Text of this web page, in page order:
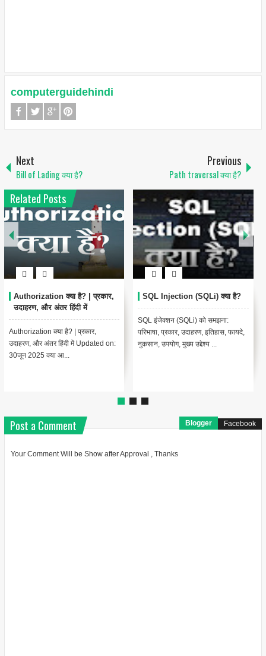
computerguidehindi
Next
Bill of Lading क्या है?
Previous
Path traversal क्या है?
Related Posts
Authorization क्या है? | प्रकार,
उदाहरण, और अंतर हिंदी में
Authorization क्या है? | प्रकार,
उदाहरण, और अंतर हिंदी में Updated on:
30जून 2025 क्या आ...
SQL Injection (SQLi) क्या है?
SQL इंजेक्शन (SQLi) को समझना:
परिभाषा, प्रकार, उदाहरण, इतिहास, फायदे,
नुकसान, उपयोग, मुख्य उद्देश्य ...
Post a Comment Blogger Facebook
Your Comment Will be Show after Approval , Thanks